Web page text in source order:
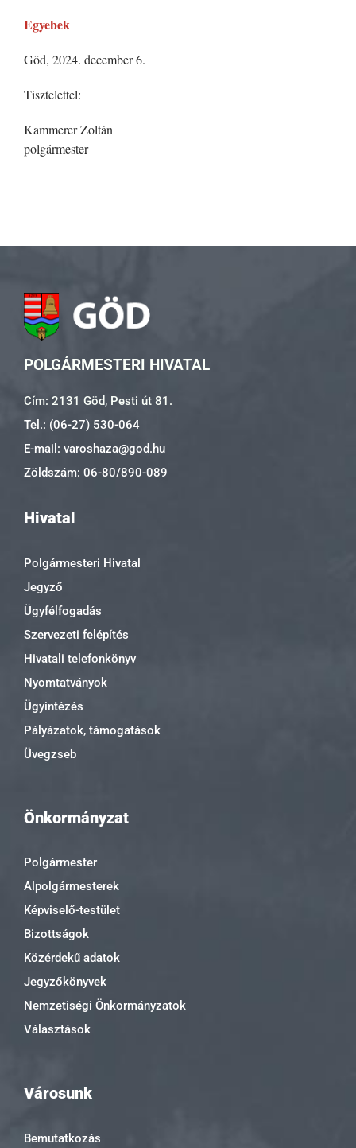
Egyebek
Göd, 2024. december 6.
Tisztelettel:
Kammerer Zoltán
polgármester
POLGÁRMESTERI HIVATAL
Cím: 2131 Göd, Pesti út 81.
Tel.: (06-27) 530-064
E-mail: varoshaza@god.hu
Zöldszám: 06-80/890-089
Hivatal
Polgármesteri Hivatal
Jegyző
Ügyfélfogadás
Szervezeti felépítés
Hivatali telefonkönyv
Nyomtatványok
Ügyintézés
Pályázatok, támogatások
Üvegzseb
Önkormányzat
Polgármester
Alpolgármesterek
Képviselő-testület
Bizottságok
Közérdekű adatok
Jegyzőkönyvek
Nemzetiségi Önkormányzatok
Választások
Városunk
Bemutatkozás